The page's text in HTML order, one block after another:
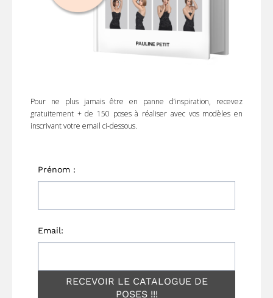
Pour ne plus jamais être en panne d’inspiration, recevez
gratuitement + de 150 poses à réaliser avec vos modèles en
inscrivant votre email ci-dessous.